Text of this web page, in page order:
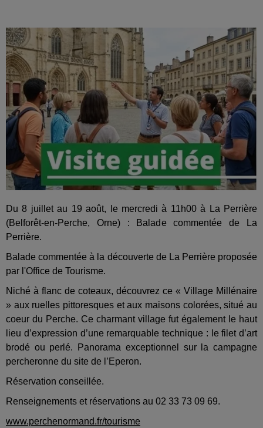
Du 8 juillet au 19 août, le mercredi à 11h00 à La Perrière
(Belforêt-en-Perche, Orne) : Balade commentée de La
Perrière.
Balade commentée à la découverte de La Perrière proposée
par l'Office de Tourisme.
Niché à flanc de coteaux, découvrez ce « Village Millénaire
» aux ruelles pittoresques et aux maisons colorées, situé au
coeur du Perche. Ce charmant village fut également le haut
lieu d’expression d’une remarquable technique : le filet d’art
brodé ou perlé. Panorama exceptionnel sur la campagne
percheronne du site de l’Eperon.
Réservation conseillée.
Renseignements et réservations au 02 33 73 09 69.
www.perchenormand.fr/tourisme